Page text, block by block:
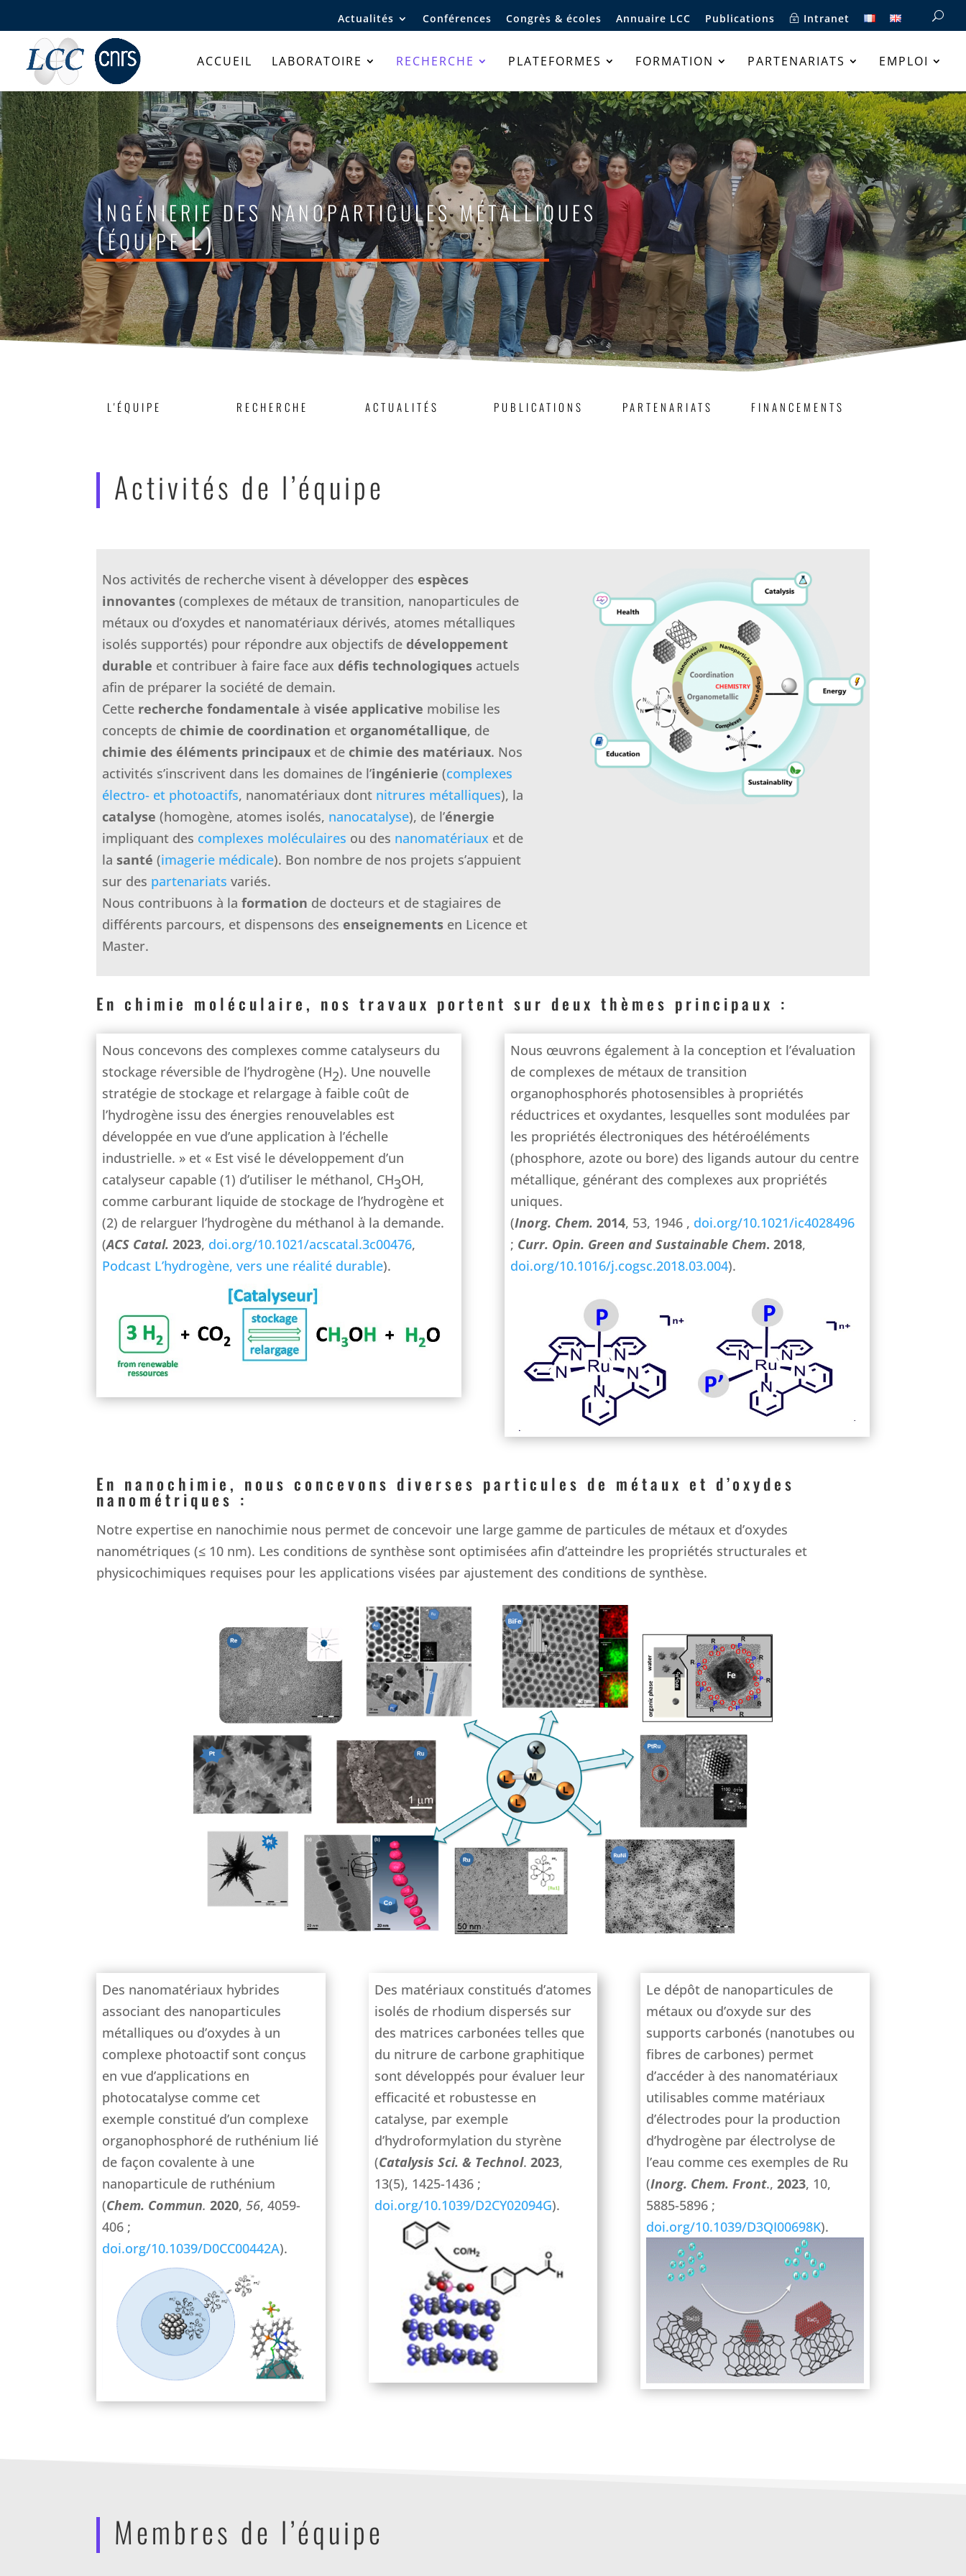
Actualités Conférences Congrès & écoles Annuaire LCC Publications Intranet
ACCUEIL LABORATOIRE RECHERCHE PLATEFORMES FORMATION PARTENARIATS EMPLOI
Ingénierie des nanoparticules métalliques
(équipe L) LCC
L'ÉQUIPE RECHERCHE ACTUALITÉS PUBLICATIONS PARTENARIATS FINANCEMENTS
Activités de l’équipe
Nos activités de recherche visent à développer des espèces
innovantes (complexes de métaux de transition, nanoparticules de
métaux ou d’oxydes et nanomatériaux dérivés, atomes métalliques
isolés supportés) pour répondre aux objectifs de développement
durable et contribuer à faire face aux défis technologiques actuels
afin de préparer la société de demain.
Cette recherche fondamentale àvisée applicative mobilise les
concepts de chimie de coordination et organométallique, de
chimie des éléments principaux et de chimie des matériaux. Nos
activités s’inscrivent dans les domaines de l’ingénierie (complexes
électro- et photoactifs, nanomatériaux dont nitrures métalliques), la
catalyse (homogène, atomes isolés, nanocatalyse), de l’énergie
impliquant des complexes moléculaires ou des nanomatériaux et de
lasanté (imagerie médicale). Bon nombre de nos projets s’appuient
sur des partenariats variés.
Nous contribuons à laformation de docteurs et de stagiaires de
différents parcours, et dispensons des enseignements en Licence et
Master.
En chimie moléculaire, nos travaux portent sur deux thèmes principaux :
Nous concevons des complexes comme catalyseurs du
stockage réversible de l’hydrogène (H2). Une nouvelle
stratégie de stockage et relargage à faible coût de
l’hydrogène issu des énergies renouvelables est
développée en vue d’une application à l’échelle
industrielle. » et « Est visé le développement d’un
catalyseur capable (1) d’utiliser le méthanol, CH3OH,
comme carburant liquide de stockage de l’hydrogène et
(2) de relarguer l’hydrogène du méthanol à la demande.
(ACS Catal. 2023, doi.org/10.1021/acscatal.3c00476,
Podcast L’hydrogène, vers une réalité durable).
Nous œuvrons également à la conception et l’évaluation
de complexes de métaux de transition
organophosphorés photosensibles à propriétés
réductrices et oxydantes, lesquelles sont modulées par
les propriétés électroniques des hétéroéléments
(phosphore, azote ou bore) des ligands autour du centre
métallique, générant des complexes aux propriétés
uniques.
(Inorg. Chem. 2014, 53, 1946 , doi.org/10.1021/ic4028496
; Curr. Opin. Green and Sustainable Chem. 2018,
doi.org/10.1016/j.cogsc.2018.03.004).
En nanochimie, nous concevons diverses particules de métaux et d’oxydes
nanométriques :
Notre expertise en nanochimie nous permet de concevoir une large gamme de particules de métaux et d’oxydes
nanométriques (≤ 10 nm). Les conditions de synthèse sont optimisées afin d’atteindre les propriétés structurales et
physicochimiques requises pour les applications visées par ajustement des conditions de synthèse.
Des nanomatériaux hybrides
associant des nanoparticules
métalliques ou d’oxydes à un
complexe photoactif sont conçus
en vue d’applications en
photocatalyse comme cet
exemple constitué d’un complexe
organophosphoré de ruthénium lié
de façon covalente à une
nanoparticule de ruthénium
(Chem. Commun. 2020,56, 4059-
406 ;
doi.org/10.1039/D0CC00442A).
Des matériaux constitués d’atomes
isolés de rhodium dispersés sur
des matrices carbonées telles que
du nitrure de carbone graphitique
sont développés pour évaluer leur
efficacité et robustesse en
catalyse, par exemple
d’hydroformylation du styrène
(Catalysis Sci. & Technol. 2023,
13(5), 1425-1436 ;
doi.org/10.1039/D2CY02094G).
Le dépôt de nanoparticules de
métaux ou d’oxyde sur des
supports carbonés (nanotubes ou
fibres de carbones) permet
d’accéder à des nanomatériaux
utilisables comme matériaux
d’électrodes pour la production
d’hydrogène par électrolyse de
l’eau comme ces exemples de Ru
(Inorg. Chem. Front., 2023, 10,
5885-5896 ;
doi.org/10.1039/D3QI00698K).
Membres de l’équipe